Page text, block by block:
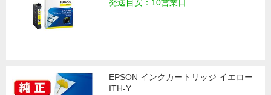
発送目安：10営業日
EPSON インクカートリッジ イエロー
ITH-Y